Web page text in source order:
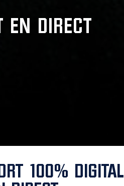
DIRECT
100% DIGITAL